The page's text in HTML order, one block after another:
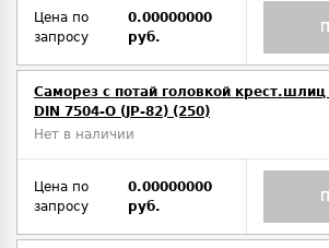
Цена по
запросу
0.00000000
руб.
Саморез с потай головкой
DIN 7504-O (JP-82) (250)
Нет в наличии
Цена по
запросу
0.00000000
руб.